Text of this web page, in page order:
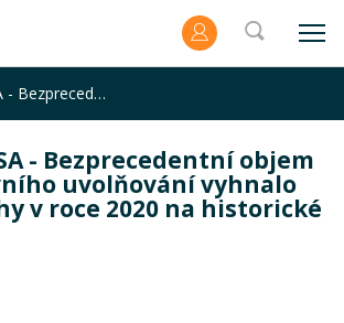
DENNÍ GLOSA - Bezprecedentní objem kvantitativního uvolňování vyhnalo finanční trhy v roce 2020 na h
- Bezprecedentní objem
uvolňování vyhnalo
v roce 2020 na historické